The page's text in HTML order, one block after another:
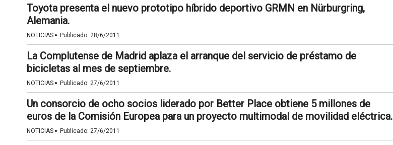
Toyota presenta el nuevo prototipo híbrido deportivo GRMN en Nürburgring,
Alemania.
NOTICIAS · Publicado: 28/6/2011
La Complutense de Madrid aplaza el arranque del servicio de préstamo de
bicicletas al mes de septiembre.
NOTICIAS · Publicado: 27/6/2011
Un consorcio de ocho socios liderado por Better Place obtiene 5 millones de
euros de la Comisión Europea para un proyecto multimodal de movilidad eléctrica.
NOTICIAS · Publicado: 27/6/2011